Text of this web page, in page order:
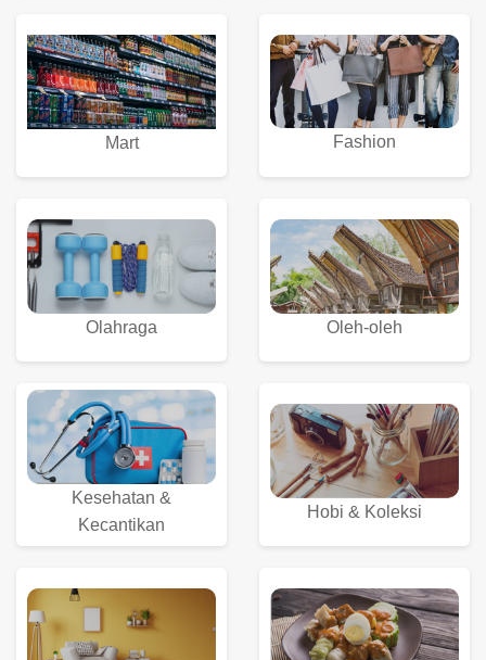
Mart Fashion
Olahraga Oleh-oleh
Kesehatan &
Kecantikan
Hobi & Koleksi